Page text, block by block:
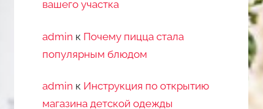
вашего участка
admin к Почему пицца стала
популярным блюдом
admin к Инструкция по открытию
магазина детской одежды